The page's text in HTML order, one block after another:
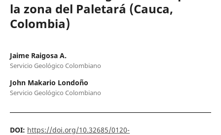
la zona del Paletará (Cauca,
Colombia)
Jaime Raigosa A.
Servicio Geológico Colombiano
John Makario Londoño
Servicio Geológico Colombiano
DOI: https://doi.org/10.32685/0120-